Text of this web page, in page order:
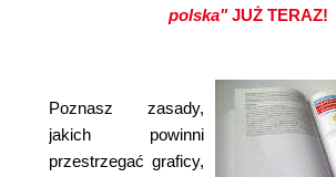
polska"JUŻ TERAZ!
Poznasz zasady,
jakich powinni
przestrzegać graficy,